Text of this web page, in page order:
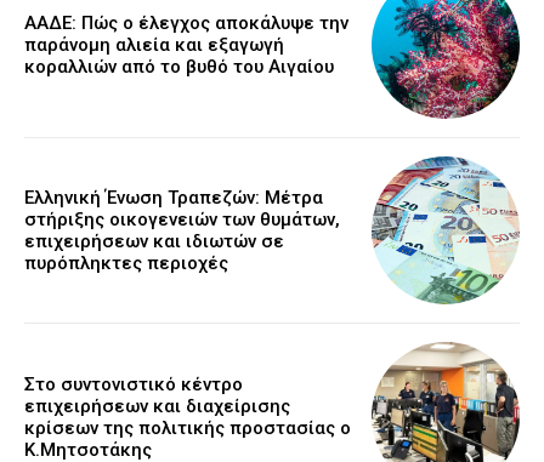
ΑΑΔΕ: Πώς ο έλεγχος αποκάλυψε την
παράνομη αλιεία και εξαγωγή
κοραλλιών από το βυθό του Αιγαίου
Ελληνική Ένωση Τραπεζών: Μέτρα
στήριξης οικογενειών των θυμάτων,
επιχειρήσεων και ιδιωτών σε
πυρόπληκτες περιοχές
Στο συντονιστικό κέντρο
επιχειρήσεων και διαχείρισης
κρίσεων της πολιτικής προστασίας ο
Κ.Μητσοτάκης